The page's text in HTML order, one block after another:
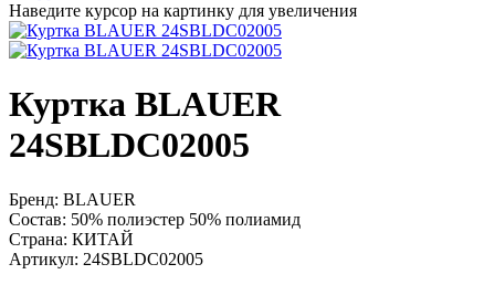
Наведите курсор на картинку для увеличения
Куртка BLAUER
24SBLDC02005
Бренд: BLAUER
Состав: 50% полиэстер 50% полиамид
Страна: КИТАЙ
Артикул: 24SBLDC02005